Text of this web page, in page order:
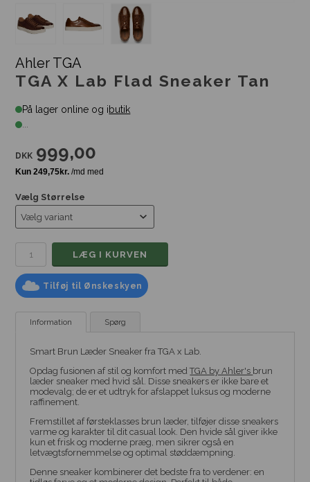
Ahler TGA
TGA X Lab Flad Sneaker Tan
På lager online og ibutik
...
DKK 999,00
Vælg Størrelse
Tilføj til Ønskeskyen
Information Spørg
Smart Brun Læder Sneaker fra TGA x Lab.
Opdag fusionen af stil og komfort medTGA by Ahler's brun
læder sneaker med hvid sål. Disse sneakers er ikke bare et
modevalg; de er et udtryk for afslappet luksus og moderne
raffinement.
Fremstillet af førsteklasses brun læder, tilføjer disse sneakers
varme og karakter til dit casual look. Den hvide sål giver ikke
kun et frisk og moderne præg, men sikrer også en
letvægtsfornemmelse og optimal støddæmpning.
Denne sneaker kombinerer det bedste fra to verdener: en